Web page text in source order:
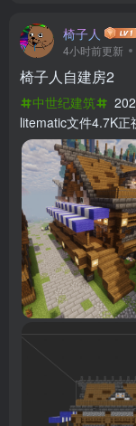
椅子人
4小时前更新
椅子人自建房2
中世纪建筑
litematic文件4.7K正